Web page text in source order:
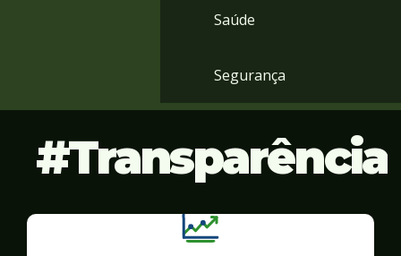
Saúde
Segurança
Transparência